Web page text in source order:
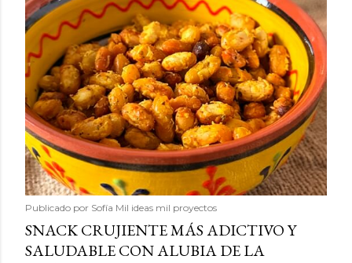
Publicado por Sofía Mil ideas mil proyectos
SNACK CRUJIENTE MÁS ADICTIVO Y
SALUDABLE CON ALUBIA DE LA